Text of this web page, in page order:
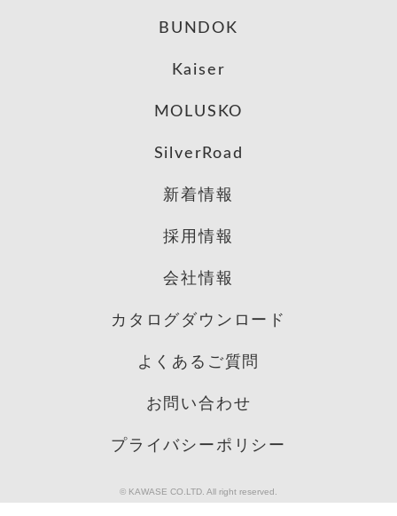
BUNDOK
Kaiser
MOLUSKO
SilverRoad
新着情報
採用情報
会社情報
カタログダウンロード
よくあるご質問
お問い合わせ
プライバシーポリシー
© KAWASE CO.LTD. All right reserved.